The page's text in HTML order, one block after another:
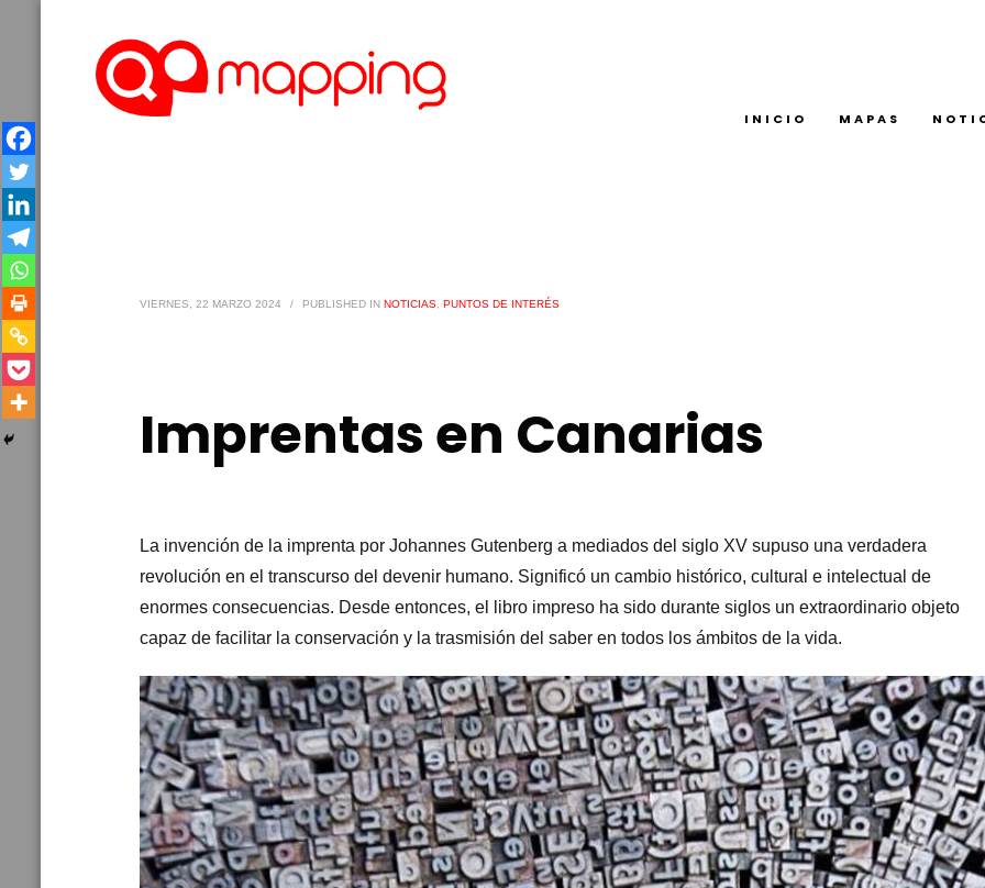
INICIO MAPAS
VIERNES, 22 MARZO 2024 / PUBLISHED IN NOTICIAS PUNTOS DE INTERÉS
Imprentas en Canarias
La invención de la imprenta por Johannes Gutenberg a mediados del siglo XV supuso una verdadera
revolución en el transcurso del devenir humano. Significó un cambio histórico, cultural e intelectual de
enormes consecuencias. Desde entonces, el libro impreso ha sido durante siglos un extraordinario objeto
capaz de facilitar la conservación y la trasmisión del saber en todos los ámbitos de la vida.